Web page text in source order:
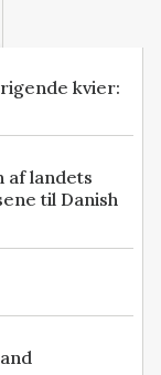
kvier:
af landets
til Danish